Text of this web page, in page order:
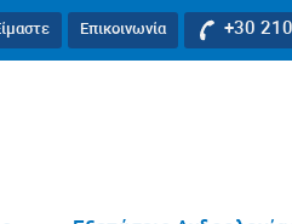
+30
Επικοινωνία